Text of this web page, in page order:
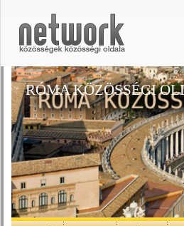
RÓMA KÖZÖSSÉGI